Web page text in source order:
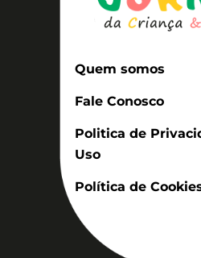
Quem somos
Fale Conosco
Politica de
Uso
Política de